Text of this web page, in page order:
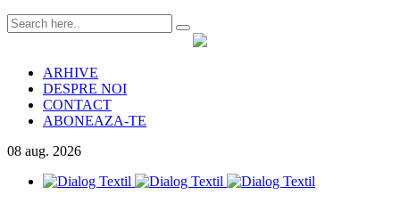
ARHIVE
DESPRE NOI
CONTACT
ABONEAZA-TE
08 aug. 2026